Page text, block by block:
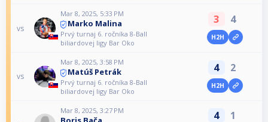
vs
Mar 8, 2025, 5:33 PM
Marko Malina
Prvý turnaj 6. ročníka 8-Ball
biliardovej ligy Bar Oko
3 4
H2H
vs
Mar 8, 2025, 3:58 PM
Matúš Petrák
Prvý turnaj 6. ročníka 8-Ball
biliardovej ligy Bar Oko
4 2
H2H
Mar 8, 2025, 3:27 PM 4 1